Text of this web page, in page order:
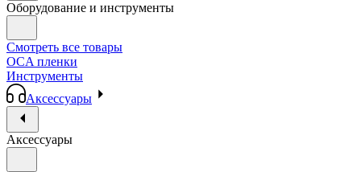
Оборудование и инструменты
Смотреть все товары
OCA пленки
Инструменты
Аксессуары
Аксессуары